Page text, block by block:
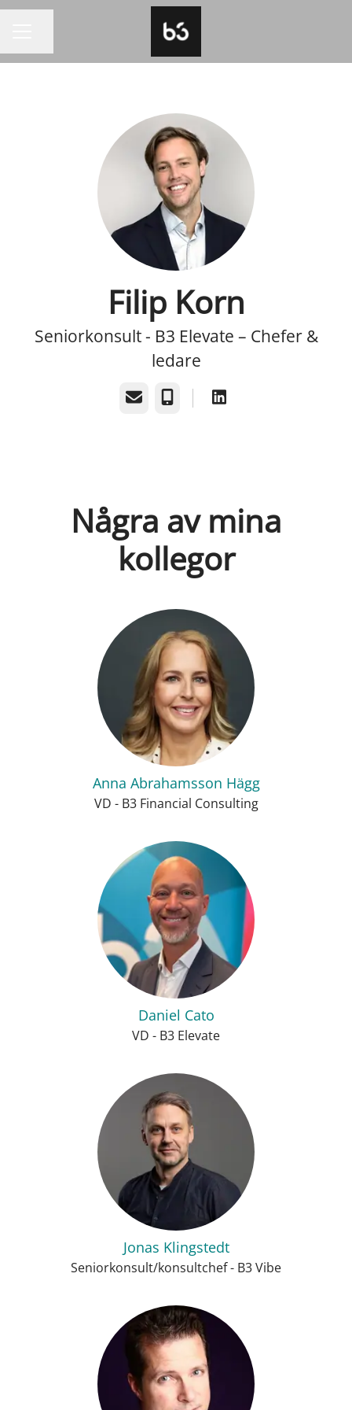
Filip Korn
Seniorkonsult - B3 Elevate – Chefer &
ledare
E-post Telefon
Några av mina
kollegor
Anna Abrahamsson Hägg
VD - B3 Financial Consulting
Daniel Cato
VD - B3 Elevate
Jonas Klingstedt
Seniorkonsult/konsultchef - B3 Vibe